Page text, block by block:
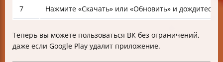
7 Нажмите «Скачать» или «Обновить» и дождитесь
Теперь вы можете пользоваться ВК без ограничений,
даже если Google Play удалит приложение.